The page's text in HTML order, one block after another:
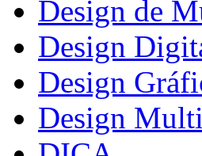
Design de
Design
Design
Design